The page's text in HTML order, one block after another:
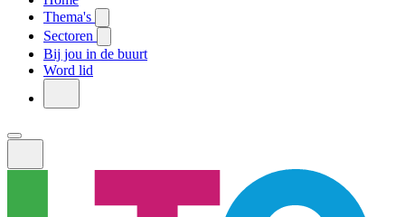
Thema's
Sectoren
Bij jou in de buurt
Word lid